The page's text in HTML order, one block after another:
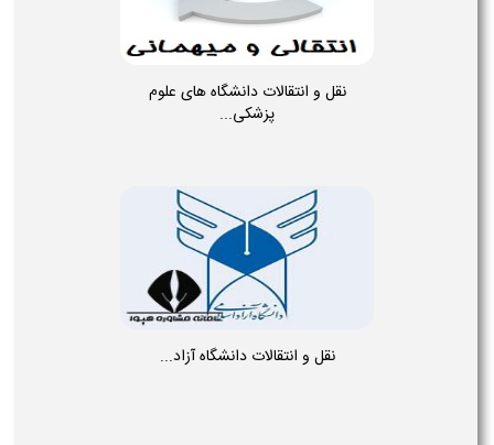
نقل و انتقالات دانشگاه های علوم
پزشکی...
نقل و انتقالات دانشگاه آزاد...